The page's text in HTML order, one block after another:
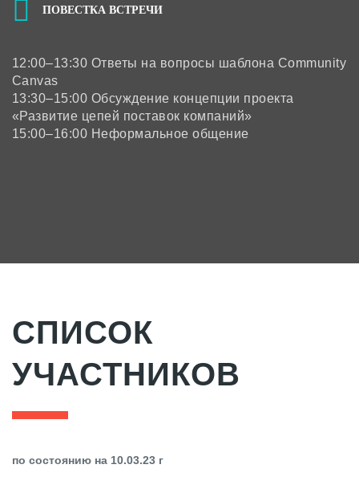
ПОВЕСТКА ВСТРЕЧИ
12:00–13:30 Ответы на вопросы шаблона Community
Canvas
13:30–15:00 Обсуждение концепции проекта
«Развитие цепей поставок компаний»
15:00–16:00 Неформальное общение
СПИСОК
УЧАСТНИКОВ
по состоянию на 10.03.23 г